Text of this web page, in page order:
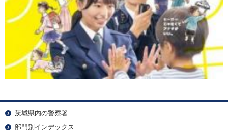
茨城県内の警察署
部門別インデックス